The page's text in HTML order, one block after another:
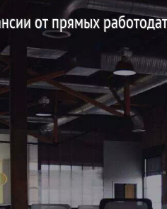
от прямых